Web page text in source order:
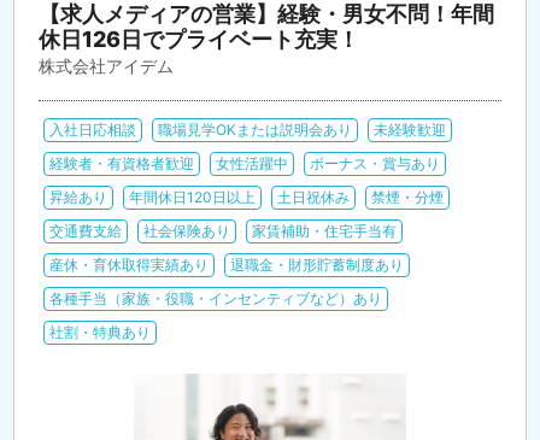
【求人メディアの営業】経験・男女不問！年間
休日126日でプライベート充実！
株式会社アイデム
入社日応相談 職場見学OKまたは説明会あり
未経験歓迎
経験者・有資格者歓迎
女性活躍中
ボーナス・賞与あり
昇給あり
年間休日120日以上 土日祝休み
禁煙・分煙
交通費支給
社会保険あり
家賃補助・住宅手当有
産休・育休取得実績あり
退職金・財形貯蓄制度あり
各種手当（家族・役職・インセンティブなど）あり
社割・特典あり